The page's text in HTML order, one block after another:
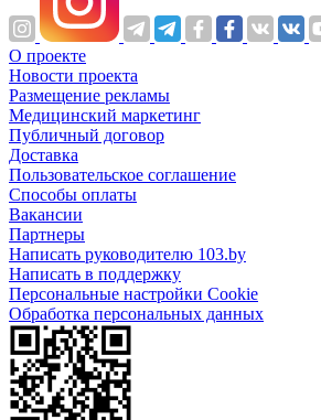
О проекте
Новости проекта
Размещение рекламы
Медицинский маркетинг
Публичный договор
Доставка
Пользовательское соглашение
Способы оплаты
Вакансии
Партнеры
Написать руководителю 103.by
Написать в поддержку
Персональные настройки Cookie
Обработка персональных данных